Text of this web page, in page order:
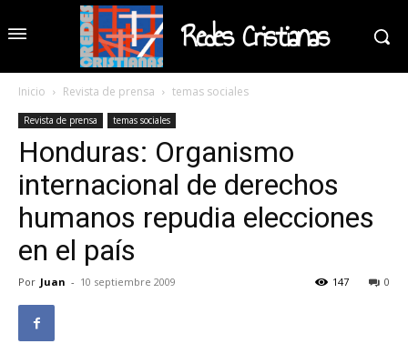
Redes Cristianas
Inicio Revista de prensa temas sociales
Revista de prensa temas sociales
Honduras: Organismo
internacional de derechos
humanos repudia elecciones
en el país
Por Juan - 10 septiembre 2009 0
147